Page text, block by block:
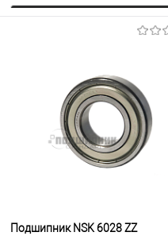
Запросить цену
Купить в 1 клик
В избранное
Под заказ
Подшипник NSK 6028 ZZ